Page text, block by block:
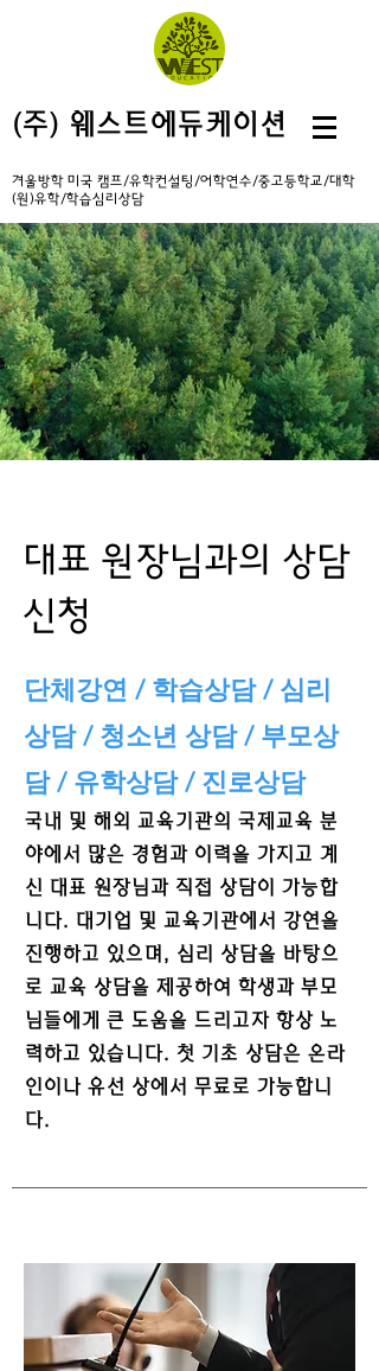
(주) 웨스트에듀케이션
겨울방학 미국 캠프/유학컨설팅/어학연수/중고등학교/대학
(원)유학/학습심리상담
대표 원장님과의 상담
신청
단체강연 / 학습상담 / 심리
상담 / 청소년 상담 / 부모상
담 / 유학상담 / 진로상담
국내 및 해외 교육기관의 국제교육 분
야에서 많은 경험과 이력을 가지고 계
신 대표 원장님과 직접 상담이 가능합
니다. 대기업 및 교육기관에서 강연을
진행하고 있으며, 심리 상담을 바탕으
로 교육 상담을 제공하여 학생과 부모
님들에게 큰 도움을 드리고자 항상 노
력하고 있습니다. 첫 기초 상담은 온라
인이나 유선 상에서 무료로 가능합니
다.